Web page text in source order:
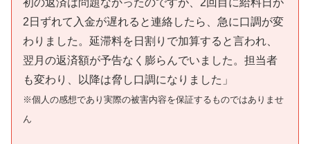
2日ずれて入金が遅れると連絡したら、急に口調が変
わりました。延滞料を日割りで加算すると言われ、
翌月の返済額が予告なく膨らんでいました。担当者
も変わり、以降は脅し口調になりました」
※個人の感想であり実際の被害内容を保証するものではありませ
ん